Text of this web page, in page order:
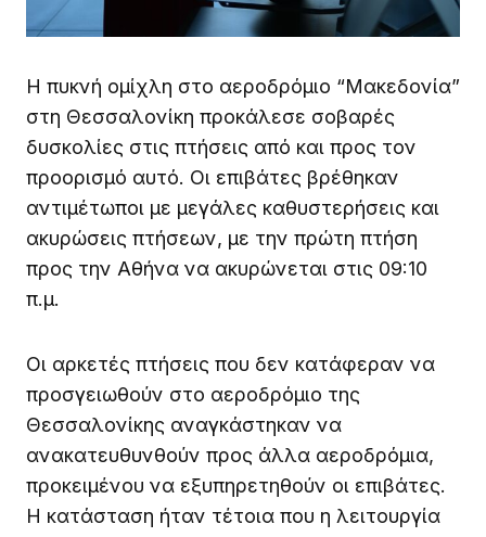
Η πυκνή ομίχλη στο αεροδρόμιο “Μακεδονία”
στη Θεσσαλονίκη προκάλεσε σοβαρές
δυσκολίες στις πτήσεις από και προς τον
προορισμό αυτό. Οι επιβάτες βρέθηκαν
αντιμέτωποι με μεγάλες καθυστερήσεις και
ακυρώσεις πτήσεων, με την πρώτη πτήση
προς την Αθήνα να ακυρώνεται στις 09:10
π.μ.
Οι αρκετές πτήσεις που δεν κατάφεραν να
προσγειωθούν στο αεροδρόμιο της
Θεσσαλονίκης αναγκάστηκαν να
ανακατευθυνθούν προς άλλα αεροδρόμια,
προκειμένου να εξυπηρετηθούν οι επιβάτες.
Η κατάσταση ήταν τέτοια που η λειτουργία